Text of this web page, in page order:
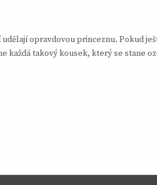
opravdovou princeznu. Pokud
každá takový kousek, který se stane